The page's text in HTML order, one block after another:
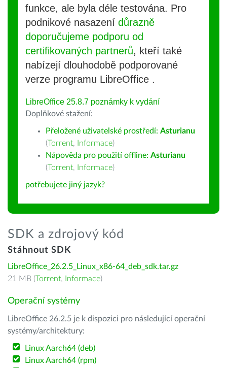
funkce, ale byla déle testována. Pro
podnikové nasazení důrazně
doporučujeme podporu od
certifikovaných partnerů, kteří také
nabízejí dlouhodobě podporované
verze programu LibreOffice .
LibreOffice 25.8.7 poznámky k vydání
Doplňkové stažení:
Přeložené uživatelské prostředí: Asturianu
(Torrent, Informace)
Nápověda pro použití offline: Asturianu
(Torrent, Informace)
potřebujete jiný jazyk?
SDK a zdrojový kód
Stáhnout SDK
LibreOffice_26.2.5_Linux_x86-64_deb_sdk.tar.gz
21 MB (Torrent, Informace)
Operační systémy
LibreOffice 26.2.5 je k dispozici pro následující operační
systémy/architektury:
Linux Aarch64 (deb)
Linux Aarch64 (rpm)